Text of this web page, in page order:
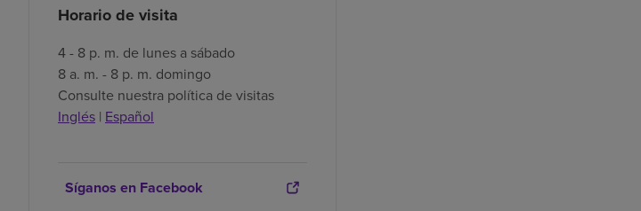
Horario de visita
4 - 8 p. m. de lunes a sábado
8 a. m. - 8 p. m. domingo
Consulte nuestra política de visitas
Inglés | Español
Síganos en Facebook